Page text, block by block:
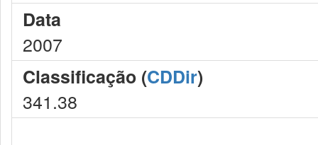
Data
2007
Classificação (CDDir)
341.38